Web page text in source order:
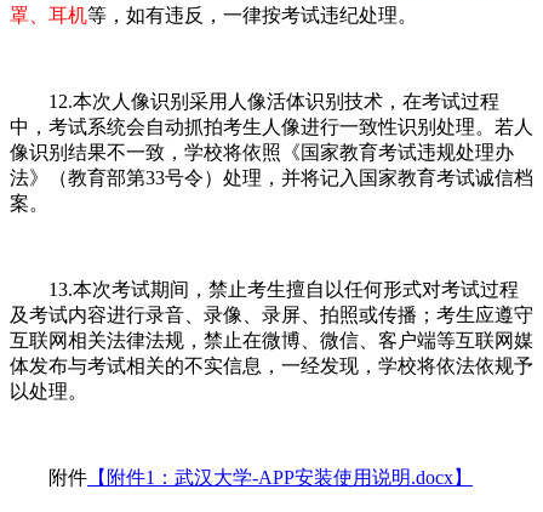
罩、耳机等，如有违反，一律按考试违纪处理。
12.本次人像识别采用人像活体识别技术，在考试过程
中，考试系统会自动抓拍考生人像进行一致性识别处理。若人
像识别结果不一致，学校将依照《国家教育考试违规处理办
法》（教育部第33号令）处理，并将记入国家教育考试诚信档
案。
13.本次考试期间，禁止考生擅自以任何形式对考试过程
及考试内容进行录音、录像、录屏、拍照或传播；考生应遵守
互联网相关法律法规，禁止在微博、微信、客户端等互联网媒
体发布与考试相关的不实信息，一经发现，学校将依法依规予
以处理。
附件 【附件1：武汉大学-APP安装使用说明.docx】